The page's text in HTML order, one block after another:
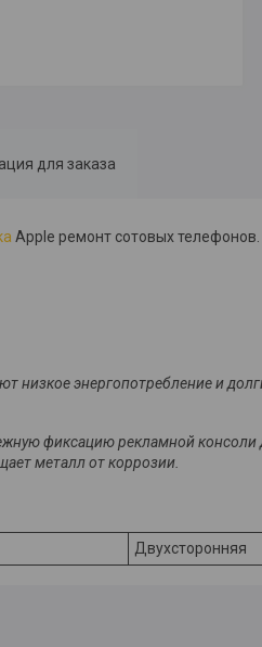
для заказа
Apple ремонт сотовых телефонов.
низкое энергопотребление и
фиксацию рекламной консоли
металл от коррозии.
Двухсторонняя